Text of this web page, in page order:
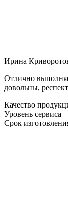
Ирина
Отлично
довольны,
Качество
Уровень сервиса
Срок